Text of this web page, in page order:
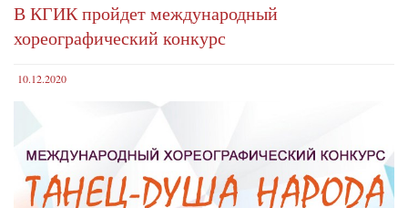
В КГИК пройдет международный
хореографический конкурс
10.12.2020